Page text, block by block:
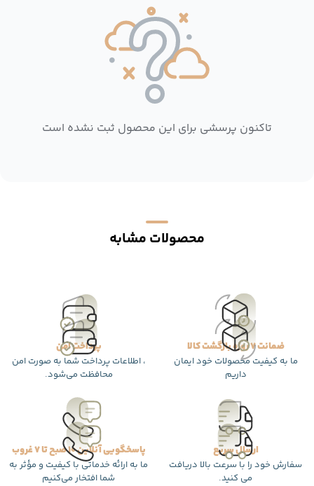
تاکنون پرسشی برای این محصول ثبت نشده است
محصولات مشابه
ضمانت 7 روزه بازگشت کالا
ما به کیفیت محصولات خود ایمان
داریم
پرداخت امن
، اطلاعات پرداخت شما به صورت امن
محافظت می‌شود.
ارسال سریع
سفارش خود را با سرعت بالا دریافت
می کنید.
پاسخگویی آنلاین 10 صبح تا 7 غروب
ما به ارائه خدماتی با کیفیت و مؤثر به
شما افتخار می‌کنیم